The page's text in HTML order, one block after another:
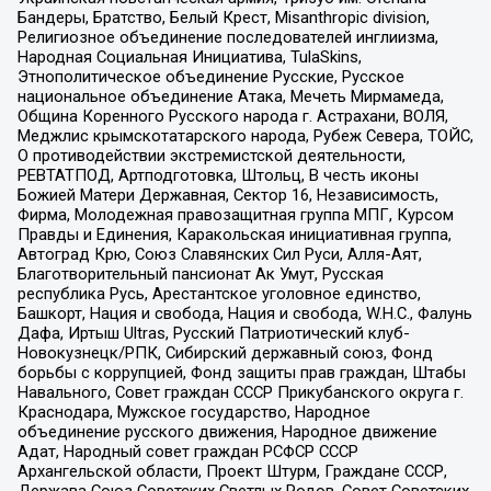
Бандеры, Братство, Белый Крест, Misanthropic division,
Религиозное объединение последователей инглиизма,
Народная Социальная Инициатива, TulaSkins,
Этнополитическое объединение Русские, Русское
национальное объединение Атака, Мечеть Мирмамеда,
Община Коренного Русского народа г. Астрахани, ВОЛЯ,
Меджлис крымскотатарского народа, Рубеж Севера, ТОЙС,
О противодействии экстремистской деятельности,
РЕВТАТПОД, Артподготовка, Штольц, В честь иконы
Божией Матери Державная, Сектор 16, Независимость,
Фирма, Молодежная правозащитная группа МПГ, Курсом
Правды и Единения, Каракольская инициативная группа,
Автоград Крю, Союз Славянских Сил Руси, Алля-Аят,
Благотворительный пансионат Ак Умут, Русская
республика Русь, Арестантское уголовное единство,
Башкорт, Нация и свобода, Нация и свобода, W.H.С., Фалунь
Дафа, Иртыш Ultras, Русский Патриотический клуб-
Новокузнецк/РПК, Сибирский державный союз, Фонд
борьбы с коррупцией, Фонд защиты прав граждан, Штабы
Навального, Совет граждан СССР Прикубанского округа г.
Краснодара, Мужское государство, Народное
объединение русского движения, Народное движение
Адат, Народный совет граждан РСФСР СССР
Архангельской области, Проект Штурм, Граждане СССР,